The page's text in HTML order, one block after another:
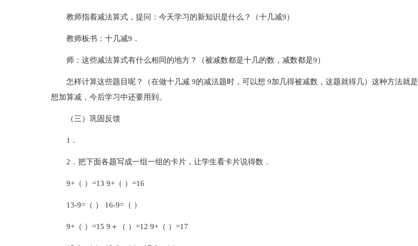
教师指着减法算式，提问：今天学习的新知识是什么？（十几减9）
教师板书：十几减9．
师：这些减法算式有什么相同的地方？（被减数都是十几的数，减数都是9）
怎样计算这些题目呢？（在做十几减 9的减法题时，可以想 9加几得被减数，这题就得几）这种方法就是
想加算减，今后学习中还要用到。
（三）巩固反馈
1．
2．把下面各题写成一组一组的卡片，让学生看卡片说得数．
9+（ ）=13 9+（ ）=16
13-9=（ ） 16-9=（ ）
9+（ ）=15 9＋（ ）=12 9+（ ）=17